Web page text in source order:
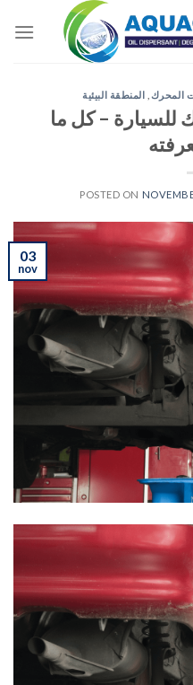
المحرك المنطقة البيئية
للسيارة – كل ما
POSTED ON
03
nov